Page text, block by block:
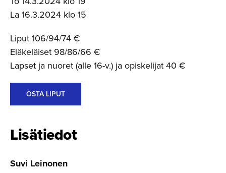
La 16.3.2024 klo 15
Liput 106/94/74 €
Eläkeläiset 98/86/66 €
Lapset ja nuoret (alle 16-v.) ja opiskelijat 40 €
OSTA LIPUT
Lisätiedot
Suvi Leinonen